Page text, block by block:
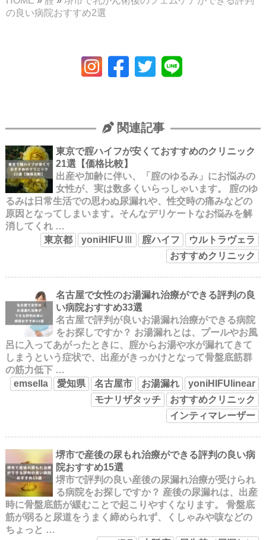
の良い病院おすすめ2選
関連記事
東京で腟ハイフが安くておすすめのクリニック
21選【価格比較】
出産や加齢に伴い、「腟のゆるみ」にお悩みの
女性が、実は数多くいらっしゃいます。 腟のゆ
るみは日常生活での思わぬ尿漏れや、性交時の痛みなどの
原因となってしまいます。そんなデリケートなお悩みを解
消してくれ …
東京都
yoniHIFUⅢ 腟ハイフ
ウルトラヴェラ
おすすめクリニック
名古屋で女性のお湯漏れ治療ができる評判の良
い病院おすすめ33選
名古屋で評判が良いお湯漏れ治療ができる病院
をお探しですか？ お湯漏れとは、プールやお風
呂に入ってあがったときに、腟からお湯や水が漏れてきて
しまうという症状で、出産がきっかけとなって骨盤底筋群
の筋力低下 …
emsella
愛知県 名古屋市 お湯漏れ
yoniHIFUlinear
モナリザタッチ
おすすめクリニック
インティマレーザー
堺市で産後の尿もれ治療ができる評判の良い病
院おすすめ15選
堺市で評判の良い産後の尿漏れ治療が受けられ
る病院をお探しですか？ 産後の尿漏れは、出産
時に骨盤底筋が緩むことで起こりやすくなります。 骨盤底
筋が弱ると尿道をうまく締められず、くしゃみや咳などの
ちょっと …